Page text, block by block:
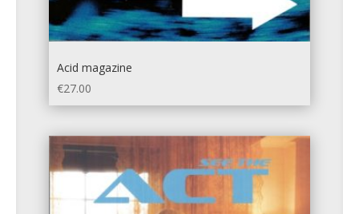
Acid magazine
€27.00